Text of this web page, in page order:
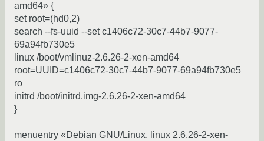
amd64» {
set root=(hd0,2)
search --fs-uuid --set c1406c72-30c7-44b7-9077-
69a94fb730e5
linux /boot/vmlinuz-2.6.26-2-xen-amd64
root=UUID=c1406c72-30c7-44b7-9077-69a94fb730e5
ro
initrd /boot/initrd.img-2.6.26-2-xen-amd64
}
menuentry «Debian GNU/Linux, linux 2.6.26-2-xen-